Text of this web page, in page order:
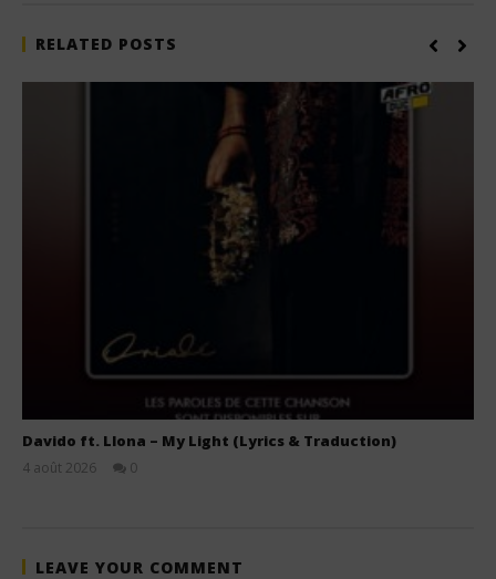
RELATED POSTS
Davido ft. Llona – My Light (Lyrics & Traduction)
4 août 2026
0
LEAVE YOUR COMMENT